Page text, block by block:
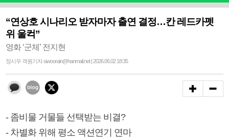
“연상호 시나리오 받자마자 출연 결정…칸 레드카펫
위 울컥”
영화 ‘군체’ 전지현
정시우 객원기자 siwoorain@hanmail.net | 2026.06.02 18:35
- 좀비물 거물들 선택받는 비결?
- 차별화 위해 평소 액션연기 연마